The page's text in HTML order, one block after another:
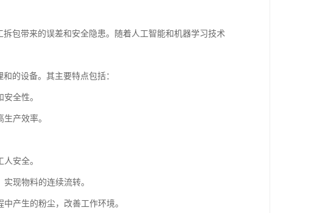
包带来的误差和安全隐患。随着人工智能和机器学习技术
的设备。其主要特点包括：
全性。
产效率。
安全。
现物料的连续流转。
产生的粉尘，改善工作环境。